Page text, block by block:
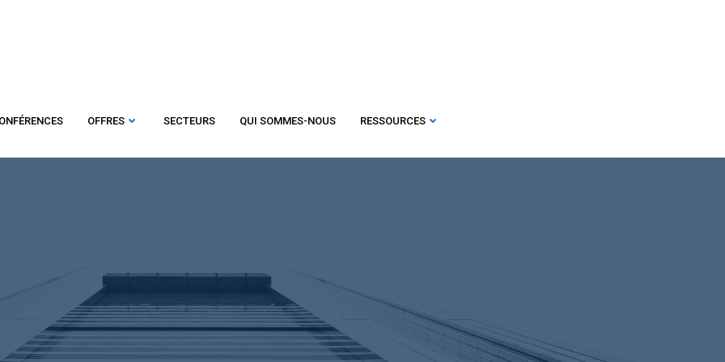
OFFRES SECTEURS QUI SOMMES-NOUS RESSOURCES